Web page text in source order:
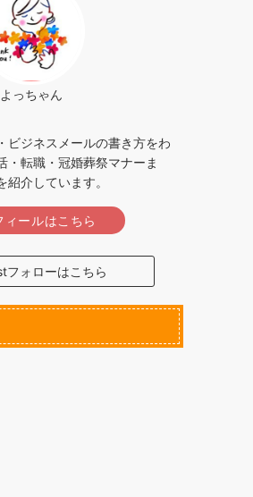
よっちゃん
ビジネスメールの書き方をわ
・転職・冠婚葬祭マナーま
介しています。
ィールはこちら
フォローはこちら